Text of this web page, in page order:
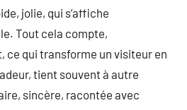
jolie, qui s’affiche
Tout cela compte,
ce qui transforme un visiteur en
tient souvent à autre
sincère, racontée avec